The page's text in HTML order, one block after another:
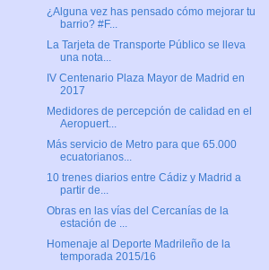
¿Alguna vez has pensado cómo mejorar tu
barrio? #F...
La Tarjeta de Transporte Público se lleva
una nota...
IV Centenario Plaza Mayor de Madrid en
2017
Medidores de percepción de calidad en el
Aeropuert...
Más servicio de Metro para que 65.000
ecuatorianos...
10 trenes diarios entre Cádiz y Madrid a
partir de...
Obras en las vías del Cercanías de la
estación de ...
Homenaje al Deporte Madrileño de la
temporada 2015/16